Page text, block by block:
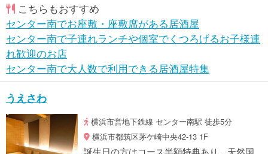
こちらもおすすめ
センター南でお座敷・座敷席がある居酒屋
センター南で子連れランチや個室でくつろげるお子様連
れ歓迎のお店
センター南で大人数で利用できる居酒屋特集
うえさわ
横浜市営地下鉄線 センター南駅 徒歩5分
横浜市都筑区茅ケ崎中央42-13 1F
誕生日の方はコース半額特典あり。天然国